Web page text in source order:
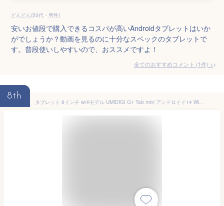
どんどん(50代・男性)
安いお値段で購入できるコスパが高いAndroidタブレットはいか
がでしょうか？動画を見るのに十分なスペックのタブレットで
す。普段使いしやすいので、おススメですよ！
全てのおすすめコメント (1件) >
8th
タブレット 8インチ wi-fiモデル UMIDIGI G1 Tab mini アンドロイド14 WiFi 6 超軽小型 2.0GHz CPU 5000mAhバッテリー デュアルカメラ 7GB＋32GB 1TB TF拡張 BT5.0+GMS 1280*800 IPSタッチスクリーン ケース付き（ブルー）